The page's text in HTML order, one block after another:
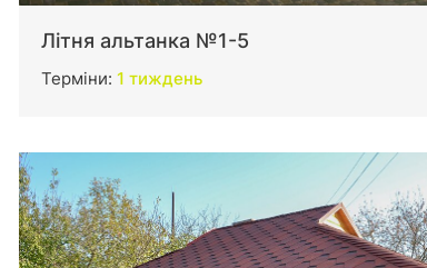
Літня альтанка №1-5
Терміни: 1 тиждень